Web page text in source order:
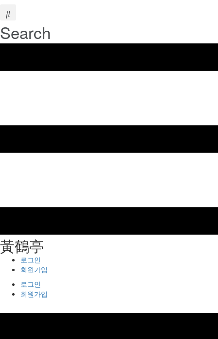
Search
⿈鶴亭
로그인
회원가입
로그인
회원가입